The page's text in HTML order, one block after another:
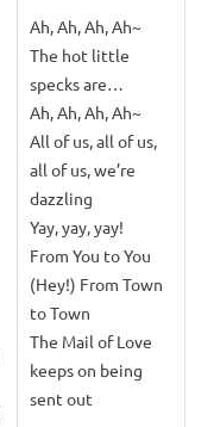
Ah, Ah, Ah, Ah~
The hot little
specks are…
Ah, Ah, Ah, Ah~
All of us, all of us,
all of us, we’re
dazzling
Yay, yay, yay!
From You to You
(Hey!) From Town
to Town
The Mail of Love
keeps on being
sent out